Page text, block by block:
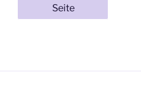
Beiträge
Seite